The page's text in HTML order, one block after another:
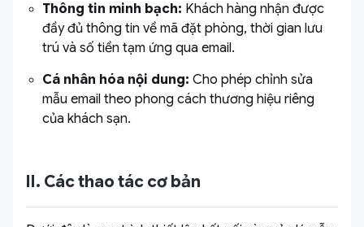
Thông tin minh bạch: Khách hàng nhận được
đầy đủ thông tin về mã đặt phòng, thời gian lưu
trú và số tiền tạm ứng qua email.
Cá nhân hóa nội dung: Cho phép chỉnh sửa
mẫu email theo phong cách thương hiệu riêng
của khách sạn.
II. Các thao tác cơ bản